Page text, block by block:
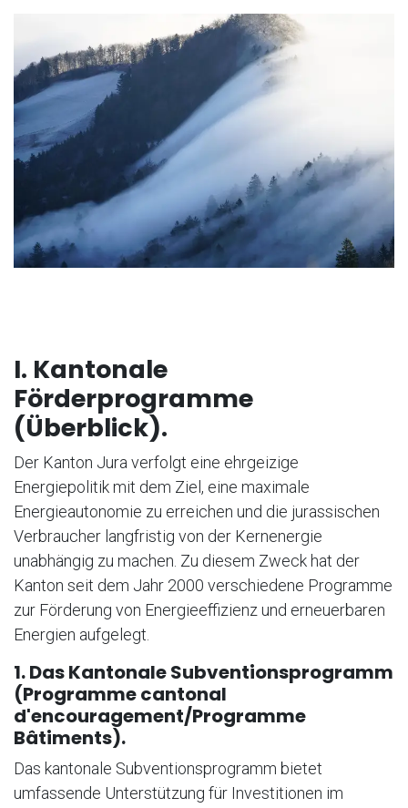
I. Kantonale
Förderprogramme
(Überblick).
Der Kanton Jura verfolgt eine ehrgeizige
Energiepolitik mit dem Ziel, eine maximale
Energieautonomie zu erreichen und die jurassischen
Verbraucher langfristig von der Kernenergie
unabhängig zu machen. Zu diesem Zweck hat der
Kanton seit dem Jahr 2000 verschiedene Programme
zur Förderung von Energieeffizienz und erneuerbaren
Energien aufgelegt.
1. Das Kantonale Subventionsprogramm
(Programme cantonal
d'encouragement/Programme
Bâtiments).
Das kantonale Subventionsprogramm bietet
umfassende Unterstützung für Investitionen im